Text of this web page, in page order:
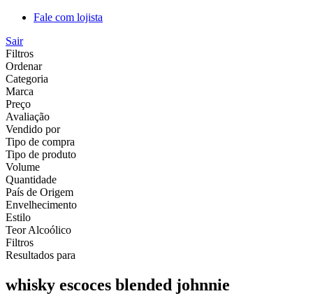
Fale com lojista
Sair
Filtros
Ordenar
Categoria
Marca
Preço
Avaliação
Vendido por
Tipo de compra
Tipo de produto
Volume
Quantidade
País de Origem
Envelhecimento
Estilo
Teor Alcoólico
Filtros
Resultados para
whisky escoces blended johnnie